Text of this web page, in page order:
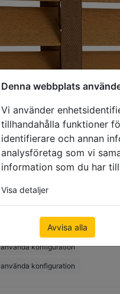
Denna webbplats
Vi använder
tillhandahålla funktioner
identifierare och annan
analysföretag som vi
information som du har
Visa detaljer
Avvisa alla
använda konfiguration
använda konfiguration
använda konfiguration
använda konfiguration
använda konfiguration